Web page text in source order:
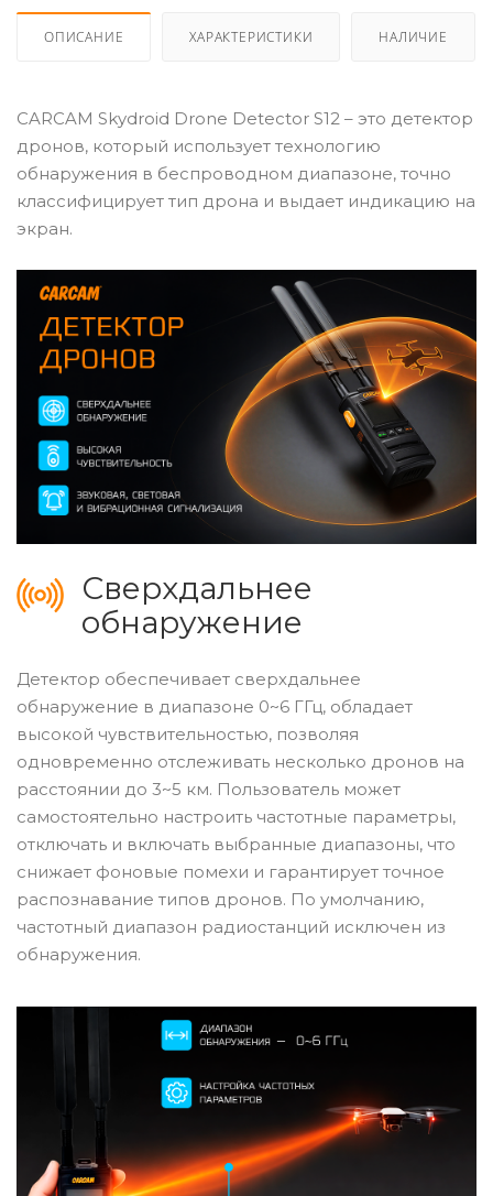
ОПИСАНИЕ ХАРАКТЕРИСТИКИ НАЛИЧИЕ
CARCAM Skydroid Drone Detector S12 – это детектор
дронов, который использует технологию
обнаружения в беспроводном диапазоне, точно
классифицирует тип дрона и выдает индикацию на
экран.
Сверхдальнее
обнаружение
Детектор обеспечивает сверхдальнее
обнаружение в диапазоне 0~6 ГГц, обладает
высокой чувствительностью, позволяя
одновременно отслеживать несколько дронов на
расстоянии до 3~5 км. Пользователь может
самостоятельно настроить частотные параметры,
отключать и включать выбранные диапазоны, что
снижает фоновые помехи и гарантирует точное
распознавание типов дронов. По умолчанию,
частотный диапазон радиостанций исключен из
обнаружения.